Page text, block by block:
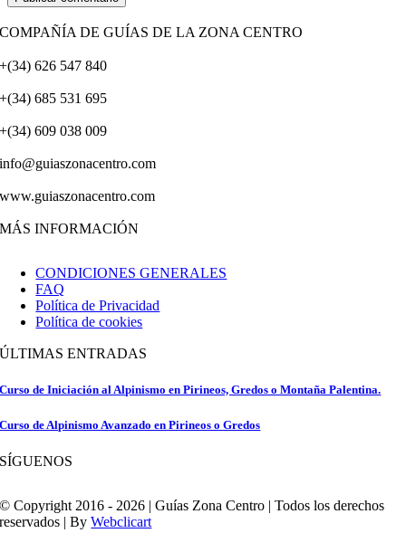
COMPAÑÍA DE GUÍAS DE LA ZONA CENTRO
+(34) 626 547 840
+(34) 685 531 695
+(34) 609 038 009
info@guiaszonacentro.com
www.guiaszonacentro.com
MÁS INFORMACIÓN
CONDICIONES GENERALES
FAQ
Política de Privacidad
Política de cookies
ÚLTIMAS ENTRADAS
Curso de Iniciación al Alpinismo en Pirineos, Gredos o Montaña Palentina.
Curso de Alpinismo Avanzado en Pirineos o Gredos
SÍGUENOS
© Copyright 2016 - 2026 | Guías Zona Centro | Todos los derechos
reservados | ByWebclicart